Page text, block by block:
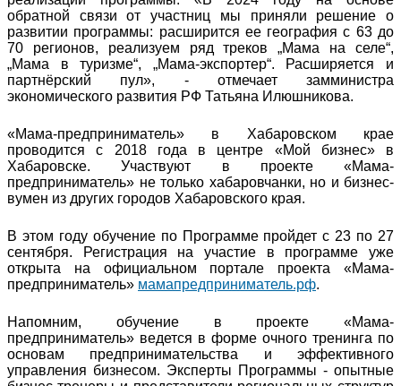
обратной связи от участниц мы приняли решение о
развитии программы: расширится ее география с 63 до
70 регионов, реализуем ряд треков „Мама на селе“,
„Мама в туризме“, „Мама-экспортер“. Расширяется и
партнёрский пул», - отмечает замминистра
экономического развития РФ Татьяна Илюшникова.
«Мама-предприниматель» в Хабаровском крае
проводится с 2018 года в центре «Мой бизнес» в
Хабаровске. Участвуют в проекте «Мама-
предприниматель» не только хабаровчанки, но и бизнес-
вумен из других городов Хабаровского края.
В этом году обучение по Программе пройдет с 23 по 27
сентября. Регистрация на участие в программе уже
открыта на официальном портале проекта «Мама-
предприниматель» мамапредприниматель.рф.
Напомним, обучение в проекте «Мама-
предприниматель» ведется в форме очного тренинга по
основам предпринимательства и эффективного
управления бизнесом. Эксперты Программы - опытные